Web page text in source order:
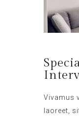
Vivamus
laoreet,